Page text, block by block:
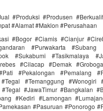
#Produksi #Produsen
#Alamat #Maklon #Perusahaan
#Bogor #Ciamis #Cianjur
#Purwakarta #Subang
#Sukabumi #Tasikmalaya
#Cilacap #Demak
#Pekalongan #Pemalang
#Temanggung #Wonogiri
#JawaTimur #Bangkalan
#Kediri #Lamongan
#Pasuruan #Ponorogo